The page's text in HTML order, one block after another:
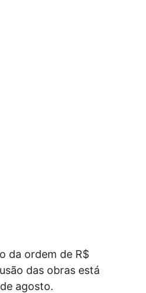
da ordem de R$
das obras está
agosto.